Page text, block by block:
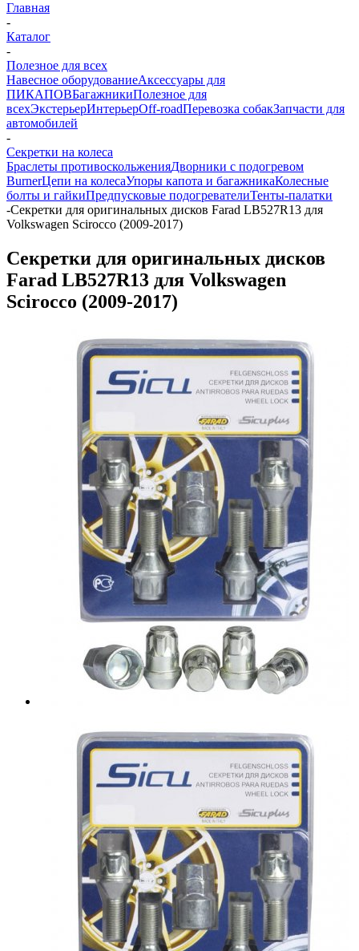
Главная
-
Каталог
-
Полезное для всех
Навесное оборудованиеАксессуары для
ПИКАПОВБагажникиПолезное для
всехЭкстерьерИнтерьерOff-roadПеревозка собакЗапчасти для
автомобилей
-
Секретки на колеса
Браслеты противоскольженияДворники с подогревом
BurnerЦепи на колесаУпоры капота и багажникаКолесные
болты и гайкиПредпусковые подогревателиТенты-палатки
-Секретки для оригинальных дисков Farad LB527R13 для
Volkswagen Scirocco (2009-2017)
Секретки для оригинальных дисков
Farad LB527R13 для Volkswagen
Scirocco (2009-2017)